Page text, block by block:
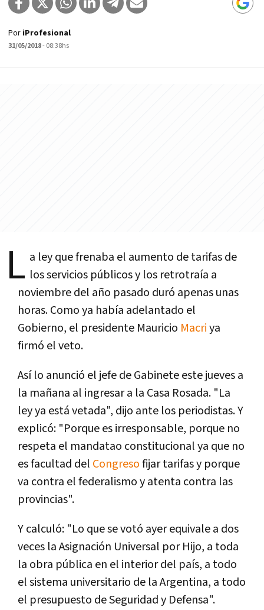
Por iProfesional
31/05/2018- 08:38hs
L a ley que frenaba el aumento de tarifas de
los servicios públicos y los retrotraí­a a
noviembre del año pasado duró apenas unas
horas. Como ya habí­a adelantado el
Gobierno, el presidente Mauricio Macriya
firmó el veto.
Así­ lo anunció el jefe de Gabinete este jueves a
la mañana al ingresar a la Casa Rosada. "La
ley ya está vetada", dijo ante los periodistas. Y
explicó: "Porque es irresponsable, porque no
respeta el mandatao constitucional ya que no
es facultad del Congresofijar tarifas y porque
va contra el federalismo y atenta contra las
provincias".
Y calculó: "Lo que se votó ayer equivale a dos
veces la Asignación Universal por Hijo, a toda
la obra pública en el interior del paí­s, a todo
el sistema universitario de la Argentina, a todo
el presupuesto de Seguridad y Defensa".